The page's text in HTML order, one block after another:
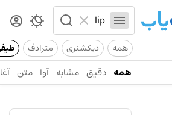
همه دیکشنری مترادف
همه دقیق مشابه آوا متن